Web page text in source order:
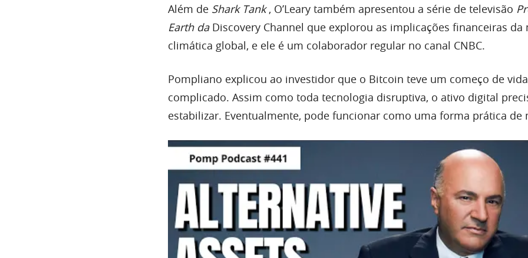
Além de Shark Tank, O’Leary também apresentou a série de televisão
Earth daDiscovery Channel que explorou as implicações financeiras da
climática global, e ele é um colaborador regular no canal CNBC.
Pompliano explicou ao investidor que o Bitcoin teve um começo de vida
complicado. Assim como toda tecnologia disruptiva, o ativo digital
estabilizar. Eventualmente, pode funcionar como uma forma prática de